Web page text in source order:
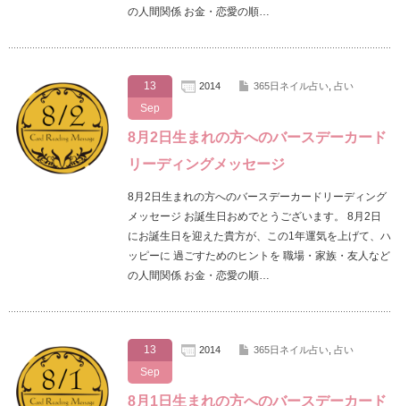
の人間関係 お金・恋愛の順…
13
Sep
2014 365日ネイル占い, 占い
8月2日生まれの方へのバースデーカード
リーディングメッセージ
8月2日生まれの方へのバースデーカードリーディング
メッセージ お誕生日おめでとうございます。 8月2日
にお誕生日を迎えた貴方が、この1年運気を上げて、ハ
ッピーに 過ごすためのヒントを 職場・家族・友人など
の人間関係 お金・恋愛の順…
13
Sep
2014 365日ネイル占い, 占い
8月1日生まれの方へのバースデーカード